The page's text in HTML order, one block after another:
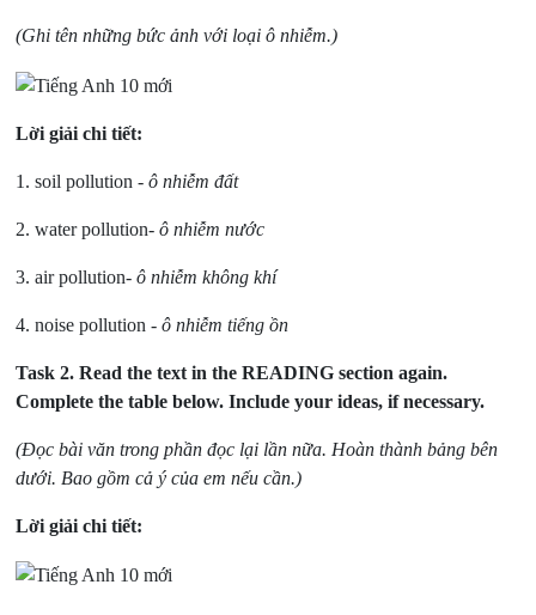
(Ghi tên những bức ảnh với loại ô nhiễm.)
Lời giải chi tiết:
1. soil pollution -ô nhiễm đất
2. water pollution-ô nhiễm nước
3. air pollution-ô nhiễm không khí
4. noise pollution -ô nhiễm tiếng ồn
Task 2. Read the text in the READING section again.
Complete the table below. Include your ideas, if necessary.
(Đọc bài văn trong phần đọc lại lần nữa. Hoàn thành bảng bên
dưới. Bao gồm cả ý của em nếu cần.)
Lời giải chi tiết: